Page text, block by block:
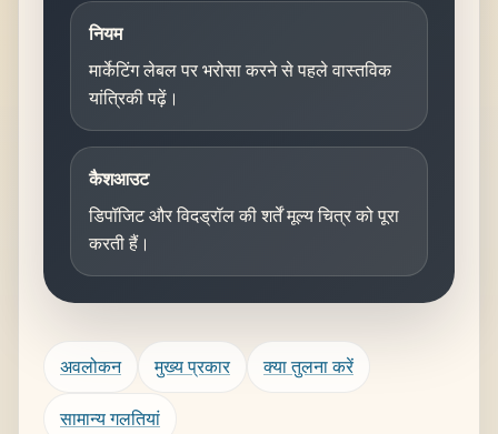
नियम
मार्केटिंग लेबल पर भरोसा करने से पहले वास्तविक
यांत्रिकी पढ़ें।
कैशआउट
डिपॉजिट और विदड्रॉल की शर्तें मूल्य चित्र को पूरा
करती हैं।
अवलोकन मुख्य प्रकार क्या तुलना करें
सामान्य गलतियां